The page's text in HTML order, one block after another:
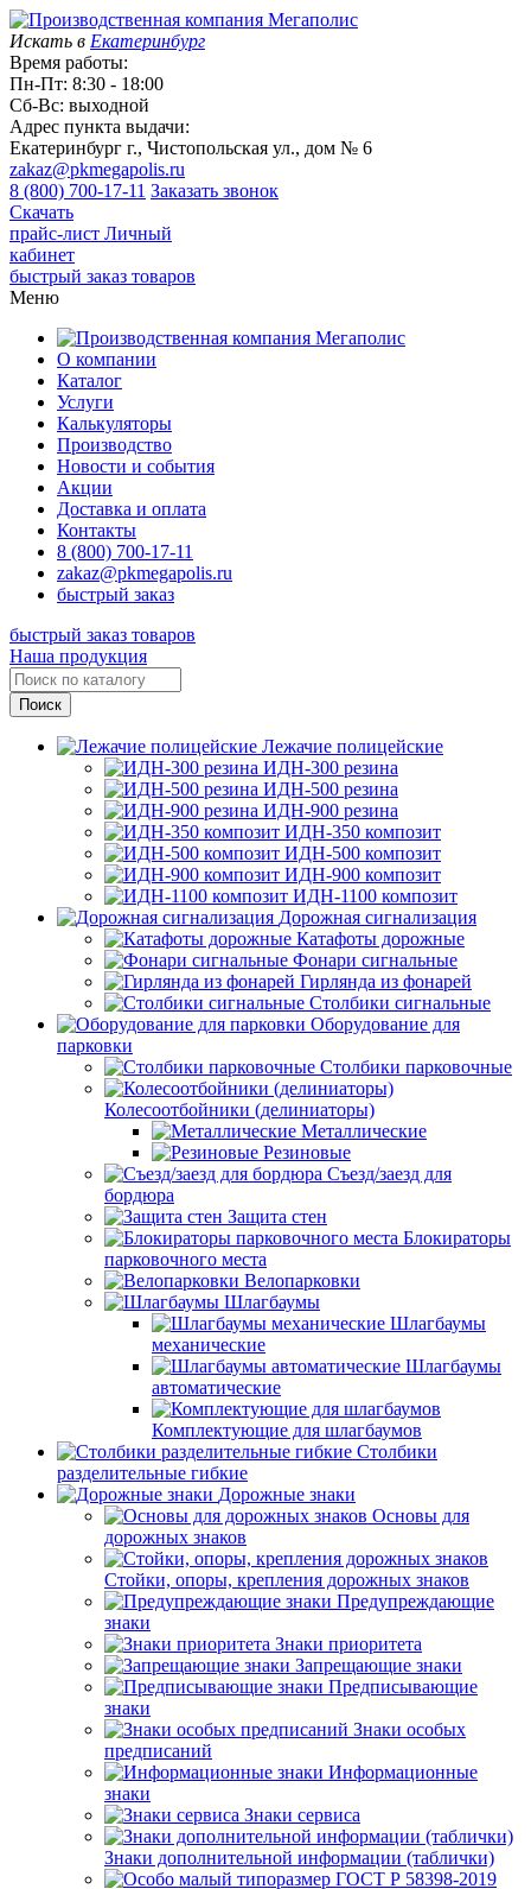
Искать в Екатеринбург
Время работы:
Пн-Пт: 8:30 - 18:00
Сб-Вс: выходной
Адрес пункта выдачи:
Екатеринбург г., Чистопольская ул., дом № 6
zakaz@pkmegapolis.ru
8 (800) 700-17-11 Заказать звонок
Скачать
прайс-лист Личный
кабинет
быстрый заказ товаров
Меню
О компании
Каталог
Услуги
Калькуляторы
Производство
Новости и события
Акции
Доставка и оплата
Контакты
8 (800) 700-17-11
zakaz@pkmegapolis.ru
быстрый заказ
быстрый заказ товаров
Наша продукция
Лежачие полицейские
ИДН-300 резина
ИДН-500 резина
ИДН-900 резина
ИДН-350 композит
ИДН-500 композит
ИДН-900 композит
ИДН-1100 композит
Дорожная сигнализация
Катафоты дорожные
Фонари сигнальные
Гирлянда из фонарей
Столбики сигнальные
Оборудование для
парковки
Столбики парковочные
Колесоотбойники (делиниаторы)
Металлические
Резиновые
Съезд/заезд для
бордюра
Защита стен
Блокираторы
парковочного места
Велопарковки
Шлагбаумы
Шлагбаумы
механические
Шлагбаумы
автоматические
Комплектующие для шлагбаумов
Столбики
разделительные гибкие
Дорожные знаки
Основы для
дорожных знаков
Стойки, опоры, крепления дорожных знаков
Предупреждающие
знаки
Знаки приоритета
Запрещающие знаки
Предписывающие
знаки
Знаки особых
предписаний
Информационные
знаки
Знаки сервиса
Знаки дополнительной информации (таблички)